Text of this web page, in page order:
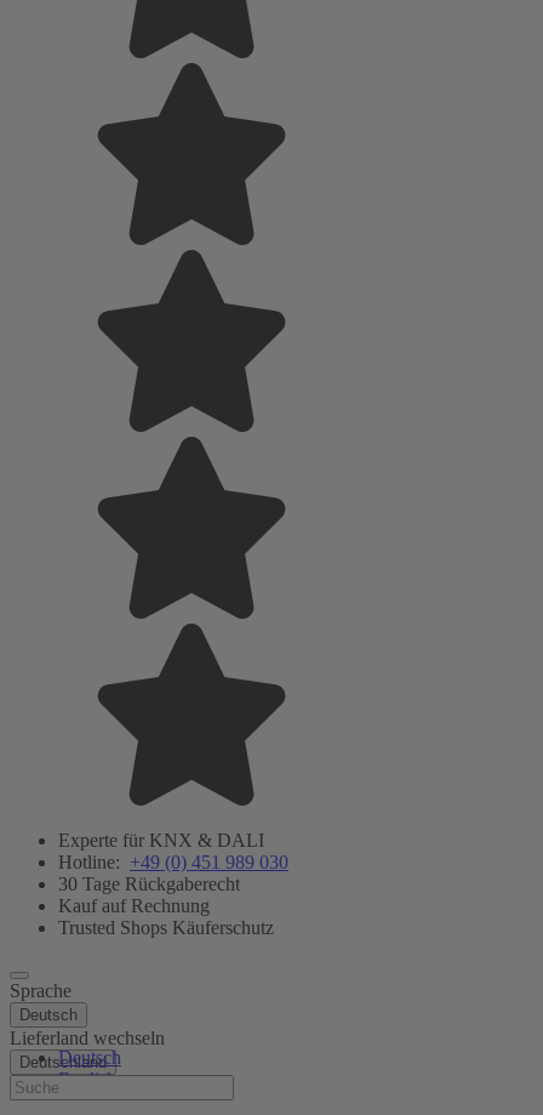
Experte für KNX & DALI
Hotline: +49 (0) 451 989 030
30 Tage Rückgaberecht
Kauf auf Rechnung
Trusted Shops Käuferschutz
Sprache
Deutsch
Deutsch
English
Lieferland wechseln
Deutschland
Hilfe